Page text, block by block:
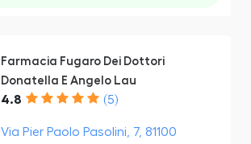
Farmacia Fugaro Dei Dottori
Donatella E Angelo Lau
4.8 (5)
Via Pier Paolo Pasolini, 7, 81100